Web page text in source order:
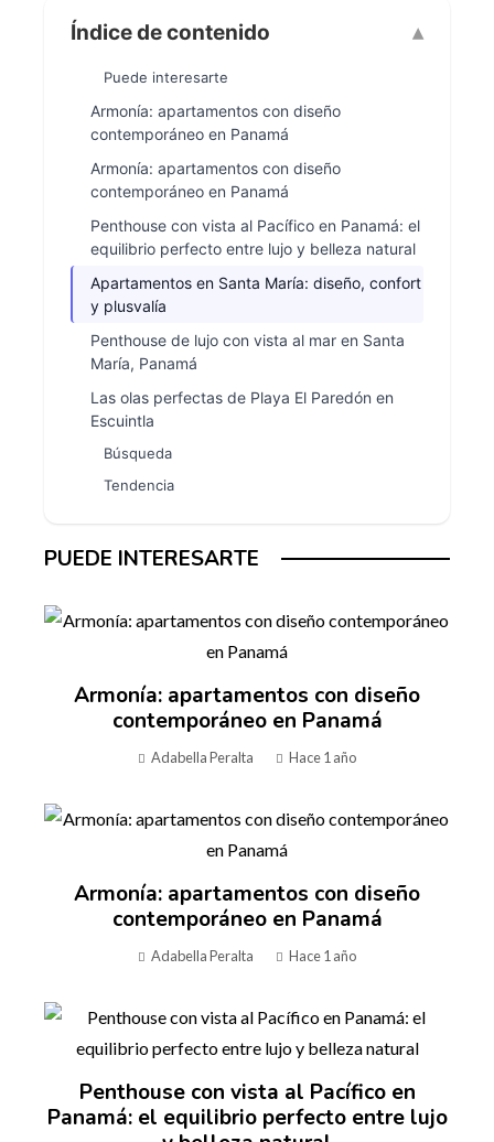
Índice de contenido
Puede interesarte
Armonía: apartamentos con diseño
contemporáneo en Panamá
Armonía: apartamentos con diseño
contemporáneo en Panamá
Penthouse con vista al Pacífico en Panamá: el
equilibrio perfecto entre lujo y belleza natural
Apartamentos en Santa María: diseño, confort
y plusvalía
Penthouse de lujo con vista al mar en Santa
María, Panamá
Las olas perfectas de Playa El Paredón en
Escuintla
Búsqueda
Tendencia
PUEDE INTERESARTE
Armonía: apartamentos con diseño
contemporáneo en Panamá
Adabella Peralta Hace 1 año
Armonía: apartamentos con diseño
contemporáneo en Panamá
Adabella Peralta Hace 1 año
Penthouse con vista al Pacífico en
Panamá: el equilibrio perfecto entre lujo